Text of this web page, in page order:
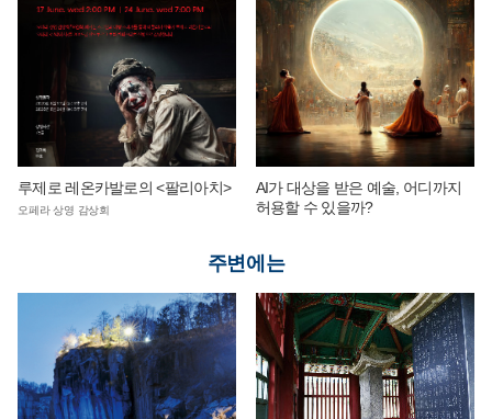
루제로 레온카발로의 <팔리아치>
오페라 상영 감상회
AI가 대상을 받은 예술, 어디까지
허용할 수 있을까?
주변에는